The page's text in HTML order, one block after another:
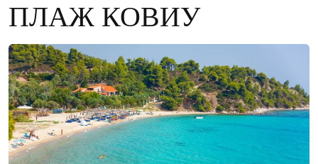
ПЛАЖ КОВИУ